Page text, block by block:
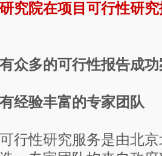
究院在项目可行性研
多的可行性报告成功
验丰富的专家团队
性研究服务是由北京